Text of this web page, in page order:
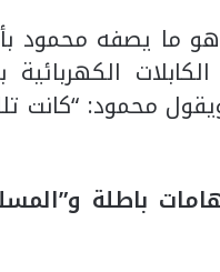
ما يصفه محمود
الكهربائية
محمود: “كانت
باطلة